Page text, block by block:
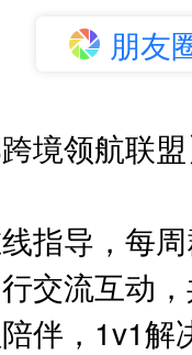
朋友
境领航联
指导，每
交流互动
伴，1v1解